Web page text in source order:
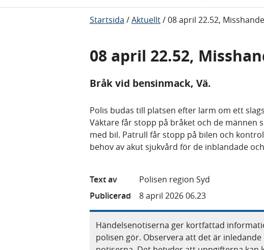
Startsida /Aktuellt/08 april 22.52,
08 april 22.52,
Bråk vid bensinmack, Vä.
Polis budas till platsen efter larm om ett
Väktare får stopp på bråket och de männen
med bil. Patrull får stopp på bilen och
behov av akut sjukvård för de inblandade
Text av
Polisen region Syd
Publicerad
8 april 2026 06.23
Händelsenotiserna ger kortfattad
polisen gör. Observera att det är